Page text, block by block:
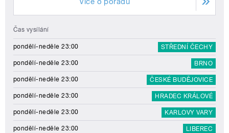
Čas vysílání
pondělí-neděle 23:00 STŘEDNÍ ČECHY
pondělí-neděle 23:00 BRNO
pondělí-neděle 23:00 ČESKÉ BUDĚJOVICE
pondělí-neděle 23:00 HRADEC KRÁLOVÉ
pondělí-neděle 23:00 KARLOVY VARY
pondělí-neděle 23:00 LIBEREC